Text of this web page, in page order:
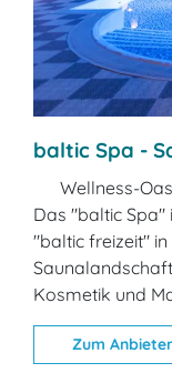
baltic Spa -
Wellness-
Das "baltic
"baltic freizeit"
Kosmetik und
Zum Anbieter